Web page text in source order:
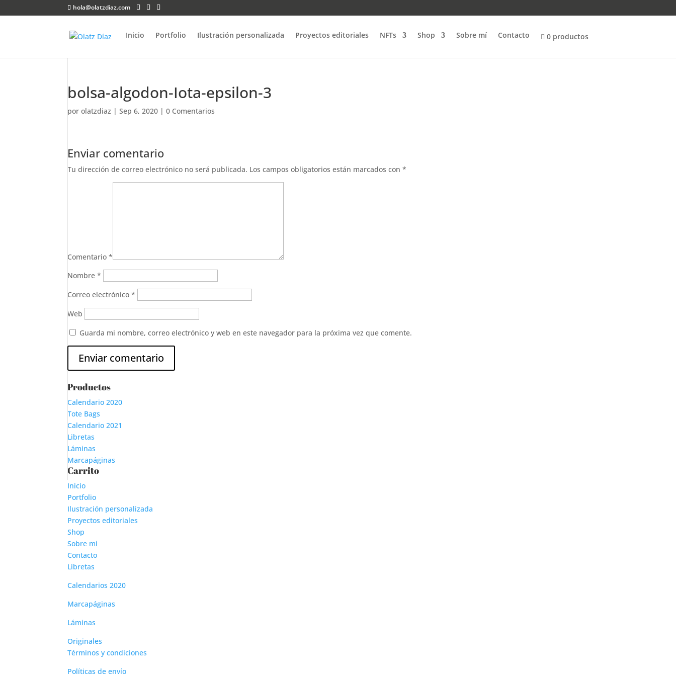
hola@olatzdiaz.com
Inicio Portfolio Ilustración personalizada Proyectos editoriales NFTs Shop Sobre mí Contacto 0 productos
bolsa-algodon-Iota-epsilon-3
porolatzdiaz |Sep 6, 2020 |0 Comentarios
Enviar comentario
Tu dirección de correo electrónico no será publicada. Los campos obligatorios están marcados con*
Comentario*
Nombre*
Correo electrónico*
Web
Guarda mi nombre, correo electrónico y web en este navegador para la próxima vez que comente.
Productos
Calendario 2020
Tote Bags
Calendario 2021
Libretas
Láminas
Marcapáginas
Carrito
Inicio
Portfolio
Ilustración personalizada
Proyectos editoriales
Shop
Sobre mi
Contacto
Libretas
Calendarios 2020
Marcapáginas
Láminas
Originales
Términos y condiciones
Políticas de envío